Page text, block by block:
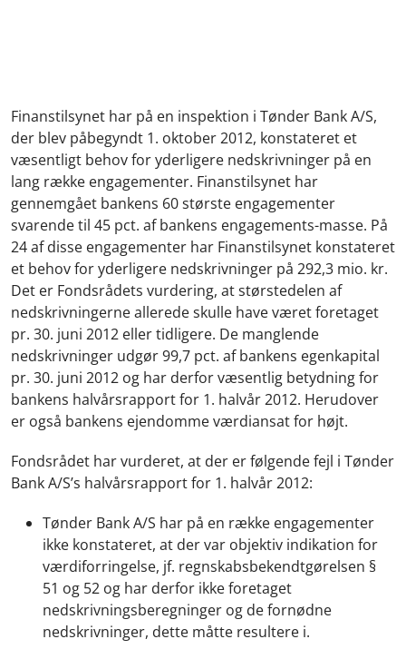
Finanstilsynet har på en inspektion i Tønder Bank A/S,
der blev påbegyndt 1. oktober 2012, konstateret et
væsentligt behov for yderligere nedskrivninger på en
lang række engagementer. Finanstilsynet har
gennemgået bankens 60 største engagementer
svarende til 45 pct. af bankens engagements-masse. På
24 af disse engagementer har Finanstilsynet konstateret
et behov for yderligere nedskrivninger på 292,3 mio. kr.
Det er Fondsrådets vurdering, at størstedelen af
nedskrivningerne allerede skulle have været foretaget
pr. 30. juni 2012 eller tidligere. De manglende
nedskrivninger udgør 99,7 pct. af bankens egenkapital
pr. 30. juni 2012 og har derfor væsentlig betydning for
bankens halvårsrapport for 1. halvår 2012. Herudover
er også bankens ejendomme værdiansat for højt.
Fondsrådet har vurderet, at der er følgende fejl i Tønder
Bank A/S’s halvårsrapport for 1. halvår 2012:
Tønder Bank A/S har på en række engagementer
ikke konstateret, at der var objektiv indikation for
værdiforringelse, jf. regnskabsbekendtgørelsen §
51 og 52 og har derfor ikke foretaget
nedskrivningsberegninger og de fornødne
nedskrivninger, dette måtte resultere i.